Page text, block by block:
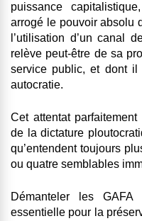
puissance
arrogé le pouvoir absolu
l’utilisation d’un canal
relève peut-être de sa
service public, et dont
autocratie.
Cet attentat
de la dictature
qu’entendent toujours
ou quatre semblables
Démanteler les GAFA
essentielle pour la